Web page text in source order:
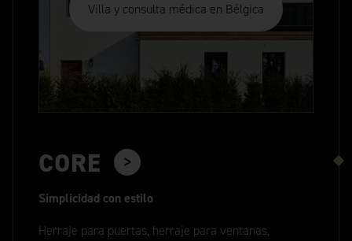
Villa y consulta médica en Bélgica
CORE
Simplicidad con estilo
Herraje para puertas, herraje para ventanas,